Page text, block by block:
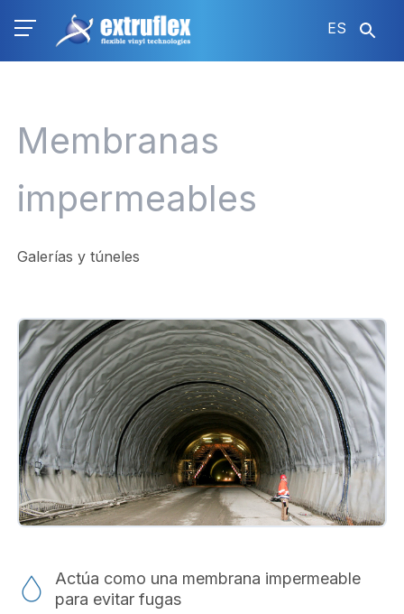
ES
Membranas
impermeables
Galerías y túneles
Actúa como una membrana impermeable
para evitar fugas